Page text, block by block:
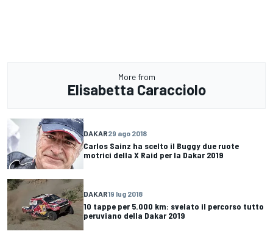
More from
Elisabetta Caracciolo
DAKAR29 ago 2018
Carlos Sainz ha scelto il Buggy due ruote
motrici della X Raid per la Dakar 2019
DAKAR19 lug 2018
10 tappe per 5.000 km: svelato il percorso tutto
peruviano della Dakar 2019